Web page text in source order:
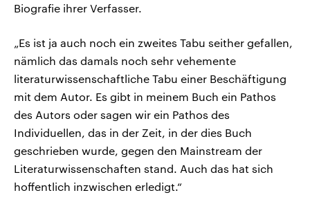
Biografie ihrer Verfasser.
„Es ist ja auch noch ein zweites Tabu seither gefallen,
nämlich das damals noch sehr vehemente
literaturwissenschaftliche Tabu einer Beschäftigung
mit dem Autor. Es gibt in meinem Buch ein Pathos
des Autors oder sagen wir ein Pathos des
Individuellen, das in der Zeit, in der dies Buch
geschrieben wurde, gegen den Mainstream der
Literaturwissenschaften stand. Auch das hat sich
hoffentlich inzwischen erledigt.“